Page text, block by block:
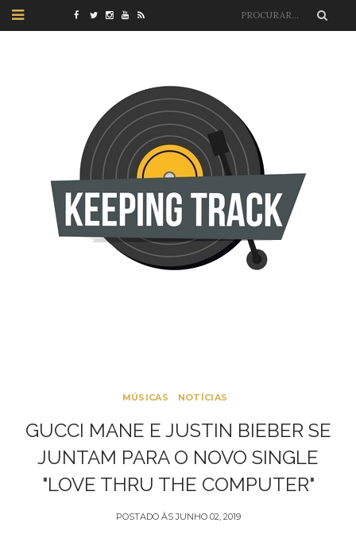
MÚSICAS NOTÍCIAS
GUCCI MANE E JUSTIN BIEBER SE
JUNTAM PARA O NOVO SINGLE
"LOVE THRU THE COMPUTER"
POSTADO ÀSJUNHO 02, 2019